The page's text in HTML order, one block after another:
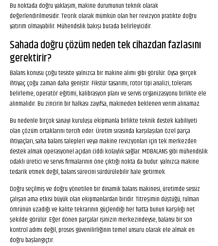
Bu noktada doğru yaklaşım, makine durumunun teknik olarak
değerlendirilmesidir. Teorik olarak mümkün olan her revizyon pratikte doğru
yatırım olmayabilir. Mühendislik bakışı burada belirleyicidir.
Sahada doğru çözüm neden tek cihazdan fazlasını
gerektirir?
Balans konusu çoğu tesiste yalnızca bir makine alımı gibi görülür. Oysa gerçek
ihtiyaç çoğu zaman daha geniştir. Fikstür tasarımı, rotor tipi analizi, tolerans
belirleme, operatör eğitimi, kalibrasyon planı ve servis organizasyonu birlikte ele
alınmalıdır. Bu zincirin bir halkası zayıfsa, makineden beklenen verim alınamaz.
Bu nedenle birçok sanayi kuruluşu ekipmanla birlikte teknik destek kabiliyeti
olan çözüm ortaklarını tercih eder. Üretim sırasında karşılaşılan özel parça
ihtiyaçları, saha balans talepleri veya makine revizyonları için tek merkezden
destek almak operasyonel açıdan ciddi kolaylık sağlar. MDBALANS gibi mühendislik
odaklı üretici ve servis firmalarının öne çıktığı nokta da budur: yalnızca makine
tedarik etmek değil, balans sürecini sürdürülebilir hale getirmek.
Doğru seçilmiş ve doğru yönetilen bir dinamik balans makinesi, üretimde sessiz
çalışan ama etkisi büyük olan ekipmanlardan biridir. Titreşimin düştüğü, rulman
ömrünün uzadığı ve kalite tekrarının güçlendiği her hatta bunun karşılığı net
şekilde görülür. Eğer dönen parçalar işinizin merkezindeyse, balansı bir son
kontrol adımı değil, proses güvenilirliğinin temel unsuru olarak ele almak en
doğru başlangıçtır.